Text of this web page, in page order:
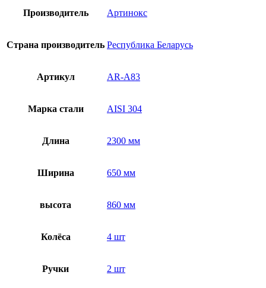
Производитель Артинокс
Страна производитель Республика Беларусь
Артикул AR-A83
Марка стали AISI 304
Длина 2300 мм
Ширина 650 мм
высота 860 мм
Колёса 4 шт
Ручки 2 шт